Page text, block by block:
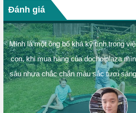
Đánh giá
Mình là một ông bố khá kỹ tính trong
con, khi mua hàng của dochoiplaza
sâu nhựa chắc chắn màu sắc tươi